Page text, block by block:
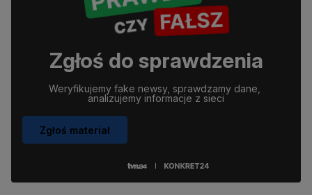
Zgłoś do sprawdzenia
Weryfikujemy fake newsy, sprawdzamy dane,
analizujemy informacje z sieci
Zgłoś materiał